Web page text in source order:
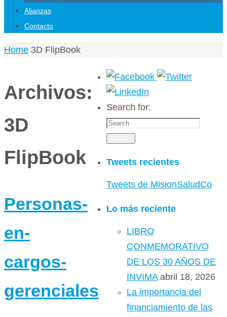
Alianzas
Contacto
Home 3D FlipBook
Archivos:
3D
FlipBook
Personas-
en-
cargos-
gerenciales
Search for:
Tweets recientes
Tweets de MisionSaludCo
Lo más reciente
LIBRO
CONMEMORATIVO
DE LOS 30 AÑOS DE
INVIMA abril 18, 2026
La importancia del
financiamiento de las